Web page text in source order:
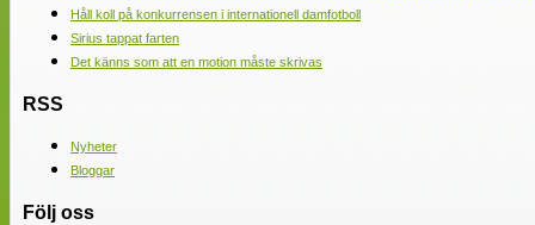
Håll koll på konkurrensen i internationell damfotboll
Sirius tappat farten
Det känns som att en motion måste skrivas
RSS
Nyheter
Bloggar
Följ oss